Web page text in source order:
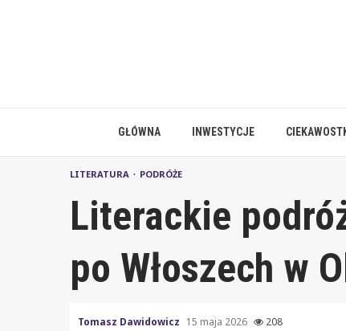
GŁÓWNA INWESTYCJE
LITERATURA PODRÓŻE
Literackie
po Włoszech w
Tomasz Dawidowicz 15 maja 2026 208